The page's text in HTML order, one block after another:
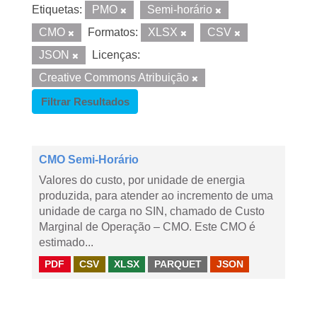
Etiquetas: PMO
Semi-horário
CMO
Formatos: XLSX
CSV
JSON
Licenças:
Creative Commons Atribuição
Filtrar Resultados
CMO Semi-Horário
Valores do custo, por unidade de energia
produzida, para atender ao incremento de uma
unidade de carga no SIN, chamado de Custo
Marginal de Operação – CMO. Este CMO é
estimado...
PDF CSV XLSX PARQUET JSON